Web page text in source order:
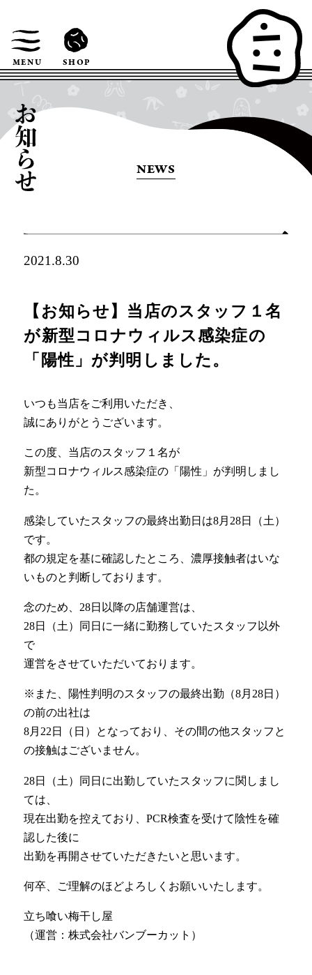
MENU SHOP
NEWS
2021.8.30
【お知らせ】当店のスタッフ１名
が新型コロナウィルス感染症の
「陽性」が判明しました。
いつも当店をご利用いただき、
誠にありがとうございます。
この度、当店のスタッフ１名が
新型コロナウィルス感染症の「陽性」が判明しまし
た。
感染していたスタッフの最終出勤日は8月28日（土）
です。
都の規定を基に確認したところ、濃厚接触者はいな
いものと判断しております。
念のため、28日以降の店舗運営は、
28日（土）同日に一緒に勤務していたスタッフ以外
で
運営をさせていただいております。
※また、陽性判明のスタッフの最終出勤（8月28日）
の前の出社は
8月22日（日）となっており、その間の他スタッフと
の接触はございません。
28日（土）同日に出勤していたスタッフに関しまし
ては、
現在出勤を控えており、PCR検査を受けて陰性を確
認した後に
出勤を再開させていただきたいと思います。
何卒、ご理解のほどよろしくお願いいたします。
立ち喰い梅干し屋
（運営：株式会社バンブーカット）